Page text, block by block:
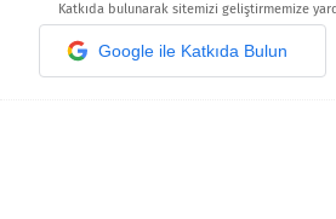
Katkıda bulunarak sitemizi geliştirmemize
Google ile Katkıda Bulun